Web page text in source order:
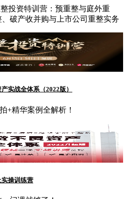
整投资特训营：预重整与庭外重
破产收并购与上市公司重整实务
实战全体系（2022版）
+精华案例全解析！
操训练营